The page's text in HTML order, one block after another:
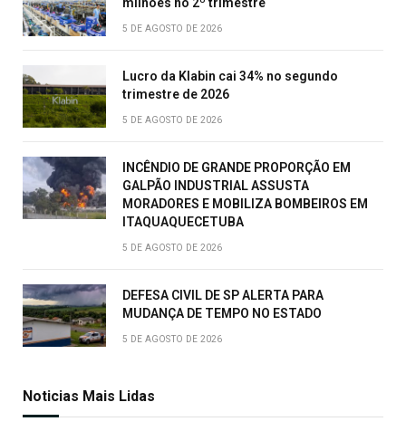
5 DE AGOSTO DE 2026
Lucro da Klabin cai 34% no segundo
trimestre de 2026
5 DE AGOSTO DE 2026
INCÊNDIO DE GRANDE PROPORÇÃO EM
GALPÃO INDUSTRIAL ASSUSTA
MORADORES E MOBILIZA BOMBEIROS EM
ITAQUAQUECETUBA
5 DE AGOSTO DE 2026
DEFESA CIVIL DE SP ALERTA PARA
MUDANÇA DE TEMPO NO ESTADO
5 DE AGOSTO DE 2026
Noticias Mais Lidas